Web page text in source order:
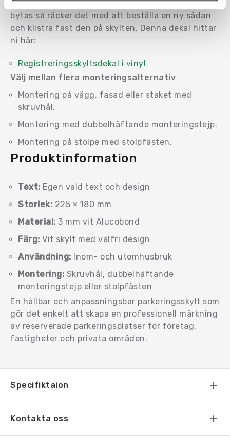
rätt att använda platsen. Behöver denna dekal
bytas så räcker det med att beställa en ny sådan
och klistra fast den på skylten. Denna dekal hittar
ni här:
Registreringsskyltsdekal i vinyl
Välj mellan flera monteringsalternativ
Montering på vägg, fasad eller staket med
skruvhål.
Montering med dubbelhäftande monteringstejp.
Montering på stolpe med stolpfästen.
Produktinformation
Text: Egen vald text och design
Storlek: 225 × 180 mm
Material: 3 mm vit Alucobond
Färg: Vit skylt med valfri design
Användning: Inom- och utomhusbruk
Montering: Skruvhål, dubbelhäftande
monteringstejp eller stolpfästen
En hållbar och anpassningsbar parkeringsskylt som
gör det enkelt att skapa en professionell märkning
av reserverade parkeringsplatser för företag,
fastigheter och privata områden.
Specifiktaion
Kontakta oss